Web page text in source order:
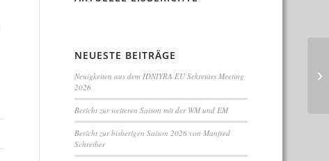
NEUESTE BEITRÄGE
Neuigkeiten aus dem IDNIYRA EU Sekretärs Meeting
2026
Bericht zur weiteren Saison mit der WM und EM
Bericht zur bisherigen Saison 2026 von Manfred
Schreiber